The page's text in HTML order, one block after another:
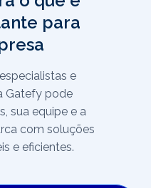
para
e
Gatefy pode
sua equipe e a
com soluções
e eficientes.